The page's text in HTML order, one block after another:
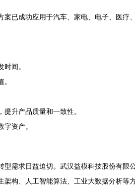
已成功应用于汽车、家电、电子、医疗
间。
升产品质量和一致性。
资产。
需求日益迫切。武汉益模科技股份有
构、人工智能算法、工业大数据分析